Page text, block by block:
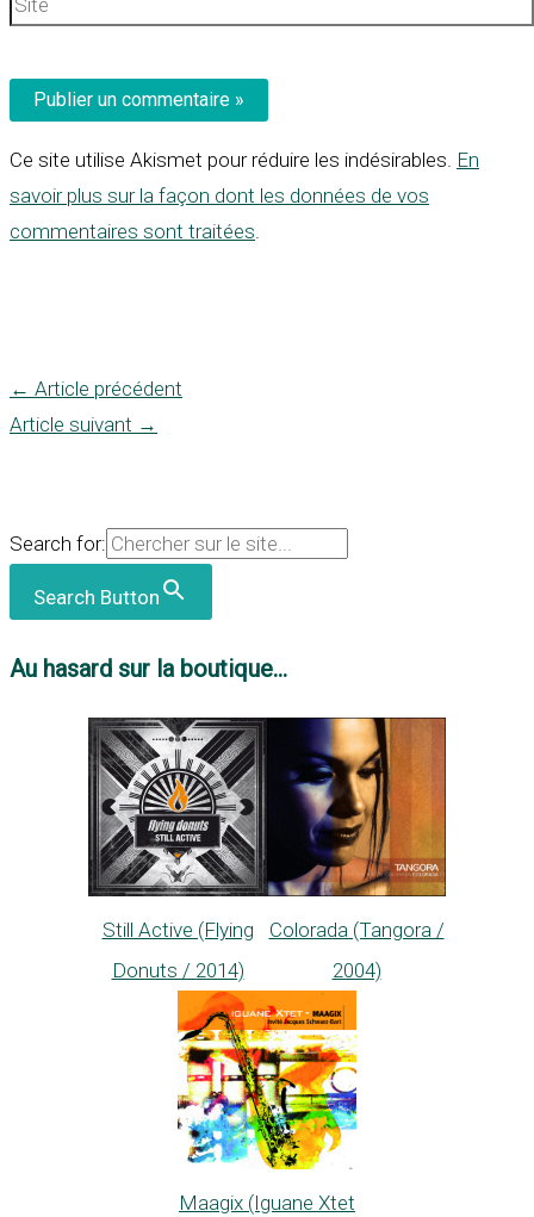
Ce site utilise Akismet pour réduire les indésirables. En
savoir plus sur la façon dont les données de vos
commentaires sont traitées
← Article précédent
Article suivant →
Search for:
Search Button
Au hasard sur la boutique...
Still Active (Flying
Donuts / 2014)
Colorada (Tangora /
2004)
Maagix (Iguane Xtet